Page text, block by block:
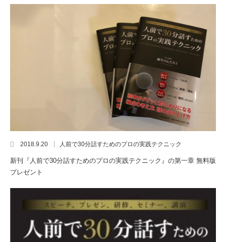
2018.9.20 人前で30分話すためのプロの実践テクニック
新刊『人前で30分話すためのプロの実践テクニック』の第一章 無料版
プレゼント